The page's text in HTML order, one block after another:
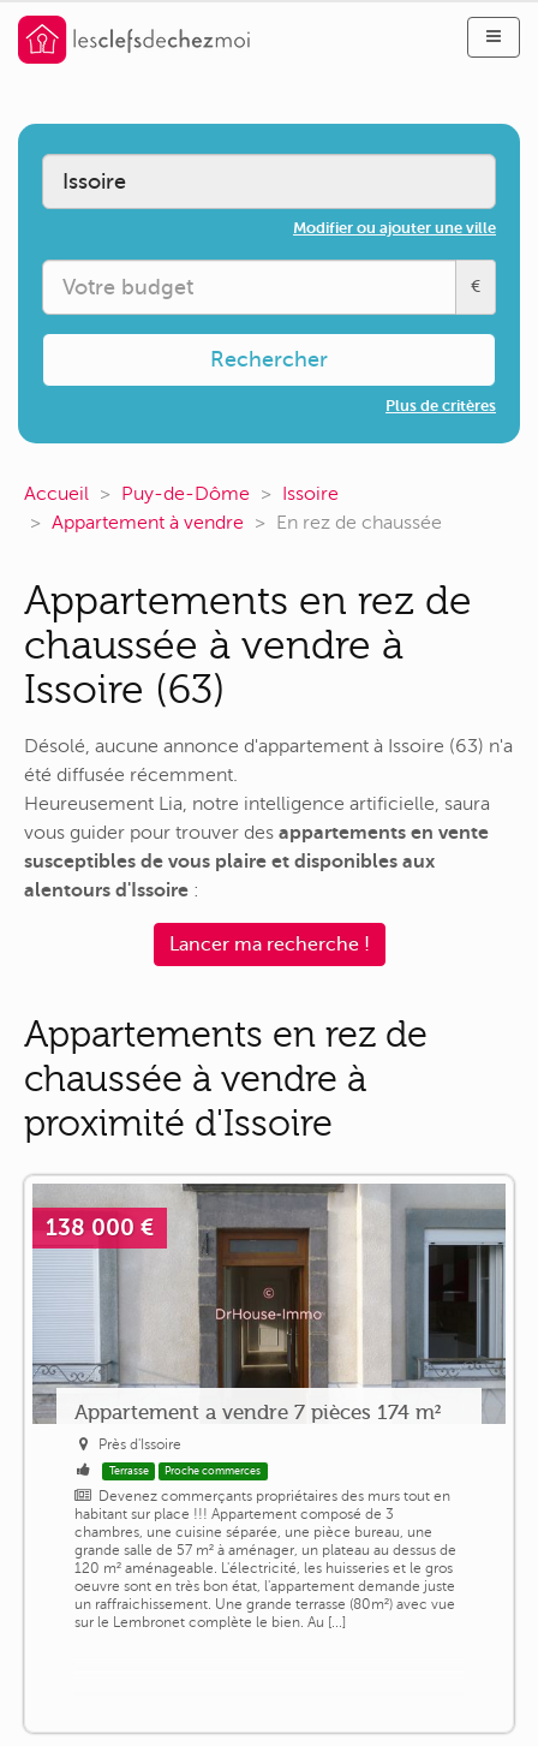
Modifier ou ajouter une ville
€
Rechercher
Plus de critères
Accueil Puy-de-Dôme
Issoire
Appartement à vendre
En rez de chaussée
Appartements en rez de
chaussée à vendre à
Issoire (63)
Désolé, aucune annonce d'appartement à Issoire (63) n'a
été diffusée récemment.
Heureusement Lia, notre intelligence artificielle, saura
vous guider pour trouver des appartements en vente
susceptibles de vous plaire et disponibles aux
alentours d'Issoire :
Lancer ma recherche !
Appartements en rez de
chaussée à vendre à
proximité d'Issoire
138 000 €
Appartement a vendre 7 pièces 174 m²
Près d'Issoire
Terrasse Proche commerces
Devenez commerçants propriétaires des murs tout en
habitant sur place !!! Appartement composé de 3
chambres, une cuisine séparée, une pièce bureau, une
grande salle de 57 m² à aménager, un plateau au dessus de
120 m² aménageable. L'électricité, les huisseries et le gros
oeuvre sont en très bon état, l'appartement demande juste
un raffraichissement. Une grande terrasse (80m²) avec vue
sur le Lembronet complète le bien. Au [...]